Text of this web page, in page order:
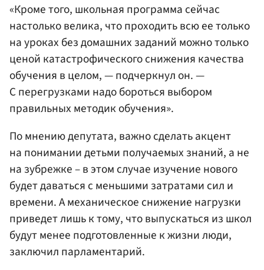
«Кроме того, школьная программа сейчас
настолько велика, что проходить всю ее только
на уроках без домашних заданий можно только
ценой катастрофического снижения качества
обучения в целом, — подчеркнул он. —
С перегрузками надо бороться выбором
правильных методик обучения».
По мнению депутата, важно сделать акцент
на понимании детьми получаемых знаний, а не
на зубрежке – в этом случае изучение нового
будет даваться с меньшими затратами сил и
времени. А механическое снижение нагрузки
приведет лишь к тому, что выпускаться из школ
будут менее подготовленные к жизни люди,
заключил парламентарий.